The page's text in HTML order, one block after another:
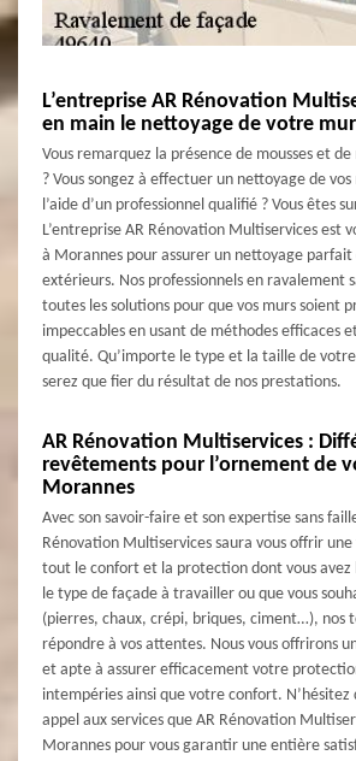
L’entreprise AR Rénovation
en main le nettoyage de votre
Vous remarquez la présence de mousses et
? Vous songez à effectuer un nettoyage de
l’aide d’un professionnel qualifié ? Vous êtes
L’entreprise AR Rénovation Multiservices est
à Morannes pour assurer un nettoyage parfait
extérieurs. Nos professionnels en ravalement
toutes les solutions pour que vos murs soient
impeccables en usant de méthodes efficaces
qualité. Qu’importe le type et la taille de
serez que fier du résultat de nos prestations.
AR Rénovation Multiservices :
revêtements pour l’ornement de
Morannes
Avec son savoir-faire et son expertise sans
Rénovation Multiservices saura vous offrir
tout le confort et la protection dont vous avez
le type de façade à travailler ou que vous
(pierres, chaux, crépi, briques, ciment…), nos
répondre à vos attentes. Nous vous offrirons
et apte à assurer efficacement votre
intempéries ainsi que votre confort. N’hésitez
appel aux services que AR Rénovation
Morannes pour vous garantir une entière